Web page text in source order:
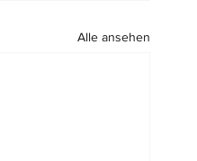
Alle ansehen